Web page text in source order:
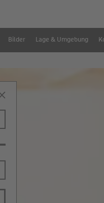
Bilder Lage & Umgebung